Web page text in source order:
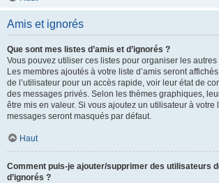
Amis et ignorés
Que sont mes listes d’amis et d’ignorés ?
Vous pouvez utiliser ces listes pour organiser les
Les membres ajoutés à votre liste d’amis seront
de l’utilisateur pour un accès rapide, voir leur état de
des messages privés. Selon les thèmes graphiques,
être mis en valeur. Si vous ajoutez un utilisateur à votre
messages seront masqués par défaut.
Haut
Comment puis-je ajouter/supprimer des utilisateurs
d’ignorés ?